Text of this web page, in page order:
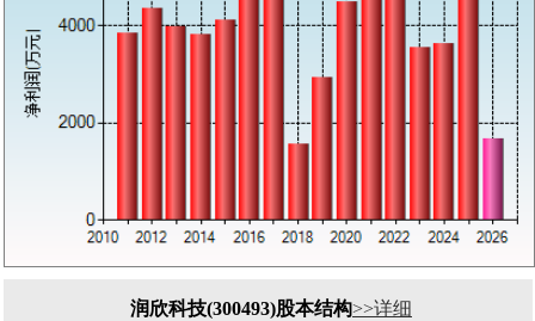
润欣科技(300493)股本结构>>详细